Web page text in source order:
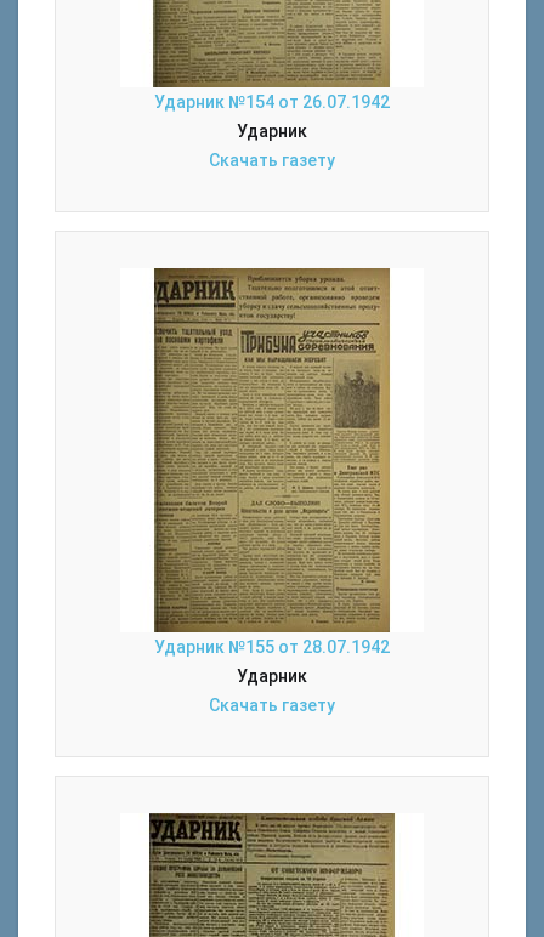
Ударник №154 от 26.07.1942
Ударник
Скачать газету
Ударник №155 от 28.07.1942
Ударник
Скачать газету